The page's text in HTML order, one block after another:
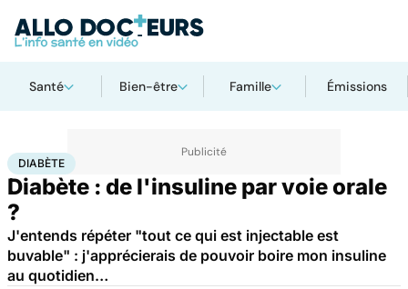
Santé Bien-être Famille Émissions
AccueilSanté
DIABÈTE
Diabète : de l'insuline par voie orale
?
J'entends répéter "tout ce qui est injectable est
buvable" : j'apprécierais de pouvoir boire mon insuline
au quotidien…